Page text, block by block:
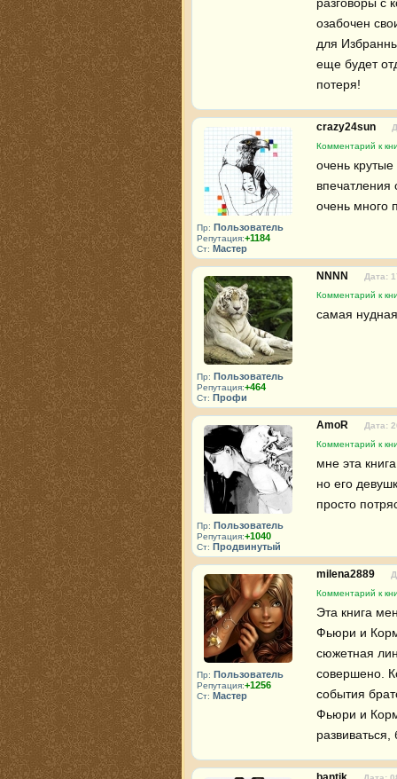
озабочен
для
еще будет
потеря!
Пр: Пользователь
Репутация:+1184
Ст: Мастер
crazy24sun
Комментарий к
очень крутые
впечатления
очень много
Пр: Пользователь
Репутация:+464
Ст: Профи
NNNN
Дата:
Комментарий к
самая
Пр: Пользователь
Репутация:+1040
Ст: Продвинутый
AmoR
Дата:
Комментарий к
мне эта
но его
просто
Пр: Пользователь
Репутация:+1256
Ст: Мастер
milena2889
Комментарий к
Эта книга
Фьюри и
сюжетная
совершено.
события
Фьюри и